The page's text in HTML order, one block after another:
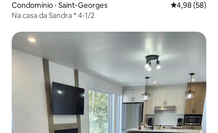
Condomínio ⋅ Saint-Georges 4,98 de uma
4,98 (58)
Na casa da Sandra * 4-1/2